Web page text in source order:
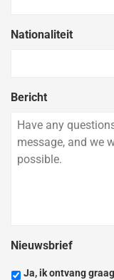
Nationaliteit
Bericht
Nieuwsbrief
Ja, ik ontvang